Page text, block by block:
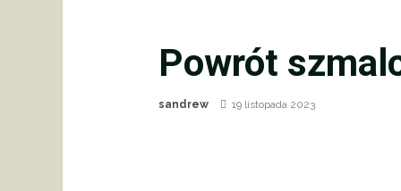
Powrót
sandrew 19 listopada 2023